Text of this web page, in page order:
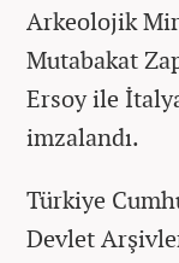
Arkeolojik
Mutabakat
Ersoy ile
imzalandı.
Türkiye
Devlet